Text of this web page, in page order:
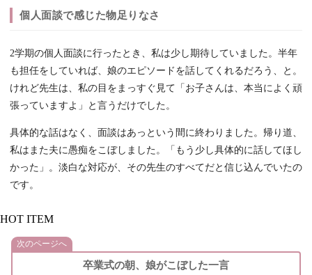
個人面談で感じた物足りなさ
2学期の個人面談に行ったとき、私は少し期待していました。半年
も担任をしていれば、娘のエピソードを話してくれるだろう、と。
けれど先生は、私の目をまっすぐ見て「お子さんは、本当によく頑
張っていますよ」と言うだけでした。
具体的な話はなく、面談はあっという間に終わりました。帰り道、
私はまた夫に愚痴をこぼしました。「もう少し具体的に話してほし
かった」。淡白な対応が、その先生のすべてだと信じ込んでいたの
です。
HOT ITEM
次のページへ
卒業式の朝、娘がこぼした一言